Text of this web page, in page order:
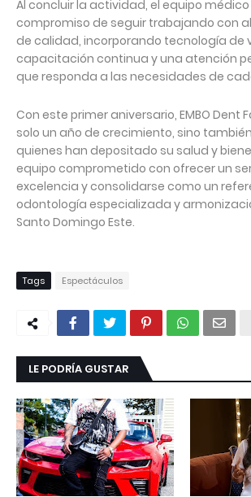
Al concluir la actividad, el equipo
compromiso de seguir trabajando con
de calidad, incorporando tecnología de
capacitación continua y una atención
que responda a las necesidades de
Con este primer aniversario, EMBO Dent
solo un año de crecimiento, sino
quienes han depositado su salud y
equipo comprometido con ofrecer un
excelencia y consolidarse como un
odontología especializada y
Santo Domingo Este.
Tags Espectáculos
LE PODRÍA GUSTAR